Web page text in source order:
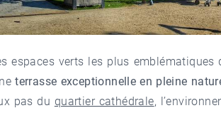
espaces verts les plus emblématiques
terrasse exceptionnelle en pleine
pas du quartier cathédrale,